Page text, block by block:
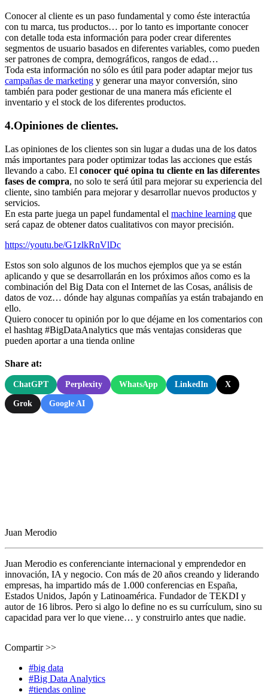
Conocer al cliente es un paso fundamental y como éste interactúa
con tu marca, tus productos… por lo tanto es importante conocer
con detalle toda esta información para poder crear diferentes
segmentos de usuario basados en diferentes variables, como pueden
ser patrones de compra, demográficos, rangos de edad…
Toda esta información no sólo es útil para poder adaptar mejor tus
campañas de marketing y generar una mayor conversión, sino
también para poder gestionar de una manera más eficiente el
inventario y el stock de los diferentes productos.
4.Opiniones de clientes.
Las opiniones de los clientes son sin lugar a dudas una de los datos
más importantes para poder optimizar todas las acciones que estás
llevando a cabo. El conocer qué opina tu cliente en las diferentes
fases de compra, no solo te será útil para mejorar su experiencia del
cliente, sino también para mejorar y desarrollar nuevos productos y
servicios.
En esta parte juega un papel fundamental el machine learning que
será capaz de obtener datos cualitativos con mayor precisión.
https://youtu.be/G1zlkRnVlDc
Estos son solo algunos de los muchos ejemplos que ya se están
aplicando y que se desarrollarán en los próximos años como es la
combinación del Big Data con el Internet de las Cosas, análisis de
datos de voz… dónde hay algunas compañías ya están trabajando en
ello.
Quiero conocer tu opinión por lo que déjame en los comentarios con
el hashtag #BigDataAnalytics que más ventajas consideras que
pueden aportar a una tienda online
Share at:
ChatGPT Perplexity WhatsApp LinkedIn X
Grok Google AI
Juan Merodio
Juan Merodio es conferenciante internacional y emprendedor en
innovación, IA y negocio. Con más de 20 años creando y liderando
empresas, ha impartido más de 1.000 conferencias en España,
Estados Unidos, Japón y Latinoamérica. Fundador de TEKDI y
autor de 16 libros. Pero si algo lo define no es su currículum, sino su
capacidad para ver lo que viene… y construirlo antes que nadie.
Compartir >>
#big data
#Big Data Analytics
#tiendas online